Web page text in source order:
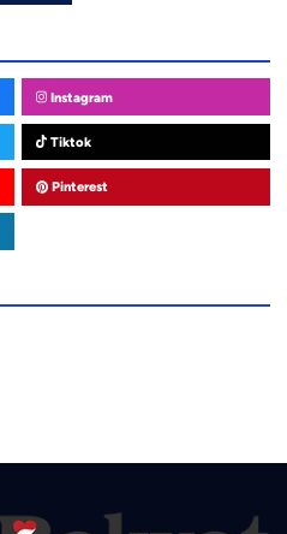
Instagram
Tiktok
Pinterest